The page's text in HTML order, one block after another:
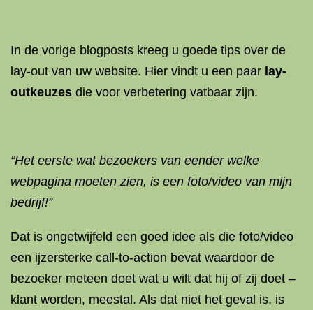
In de vorige blogposts kreeg u goede tips over de
lay-out van uw website. Hier vindt u een paar lay-
outkeuzes die voor verbetering vatbaar zijn.
“Het eerste wat bezoekers van eender welke
webpagina moeten zien, is een foto/video van mijn
bedrijf!”
Dat is ongetwijfeld een goed idee als die foto/video
een ijzersterke call-to-action bevat waardoor de
bezoeker meteen doet wat u wilt dat hij of zij doet –
klant worden, meestal. Als dat niet het geval is, is